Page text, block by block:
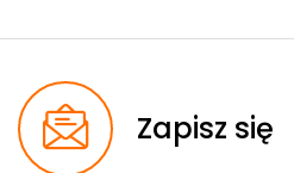
Zapisz się